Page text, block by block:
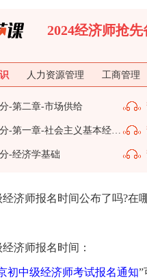
2024经济师抢
人力资源管理 工商管理
-第二章-市场供给
第一部分-第一章-社会主义基本经济制度
-经济学基础
经济师报名时间公布了吗?
济师报名时间：
初中级经济师考试报名通知”